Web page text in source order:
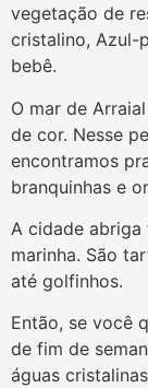
vegetação de
cristalino, Azul-
bebê.
O mar de
de cor. Nesse
encontramos
branquinhas e
A cidade
marinha. São
até golfinhos.
Então, se você
de fim de
águas